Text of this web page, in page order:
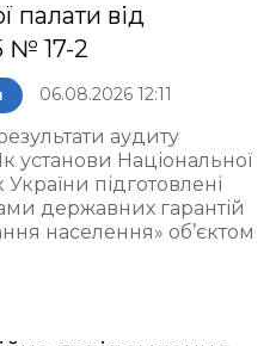
палати від
№ 17-2
06.08.2026 12:11
аудиту
установи Національної
підготовлені
державних гарантій
населення» об’єктом